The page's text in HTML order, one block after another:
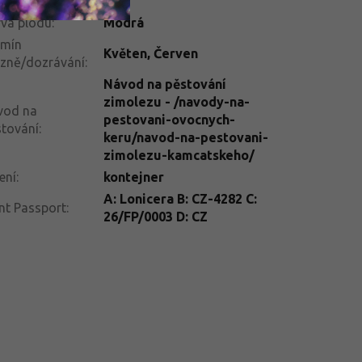
plodu:
Modrá
dozrávání:
Květen, Červen
na
:
Návod na pěstování
zimolezu - /navody-na-
pestovani-ovocnych-
keru/navod-na-pestovani-
zimolezu-kamcatskeho/
: kontejner
Passport:
A: Lonicera B: CZ-4282 C:
26/FP/0003 D: CZ